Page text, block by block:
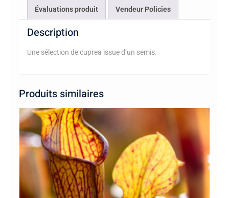
Évaluations produit Vendeur Policies
Description
Une sélection de cuprea issue d’un semis.
Produits similaires